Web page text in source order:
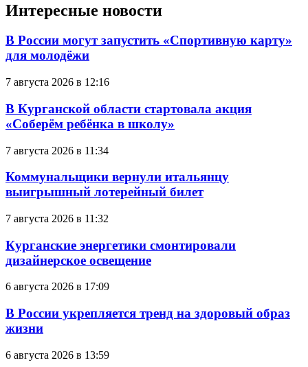
Интересные новости
В России могут запустить «Спортивную карту»
для молодёжи
7 августа 2026 в 12:16
В Курганской области стартовала акция
«Соберём ребёнка в школу»
7 августа 2026 в 11:34
Коммунальщики вернули итальянцу
выигрышный лотерейный билет
7 августа 2026 в 11:32
Курганские энергетики смонтировали
дизайнерское освещение
6 августа 2026 в 17:09
В России укрепляется тренд на здоровый образ
жизни
6 августа 2026 в 13:59